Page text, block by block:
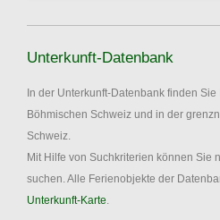
Unterkunft-Datenbank
In der Unterkunft-Datenbank finden
Böhmischen Schweiz und in der
Schweiz.
Mit Hilfe von Suchkriterien können Sie
suchen. Alle Ferienobjekte der
Unterkunft-Karte.